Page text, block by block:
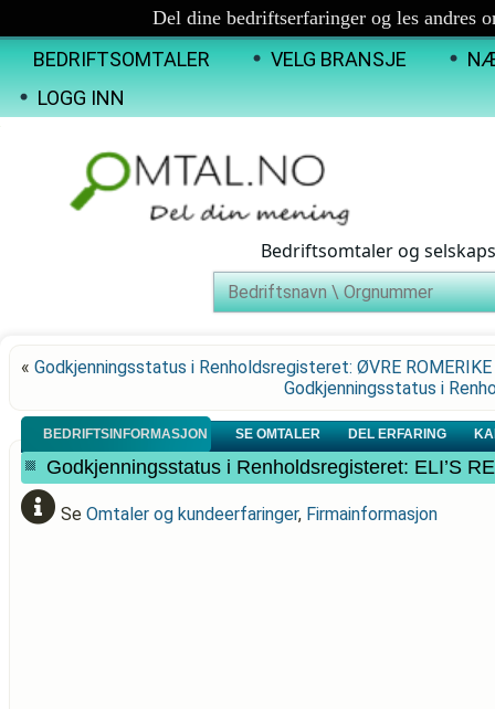
Del dine bedriftserfaringer og les andres
BEDRIFTSOMTALER VELG BRANSJE
LOGG INN
Bedriftsomtaler og
« Godkjenningsstatus i Renholdsregisteret: ØVRE
Godkjenningsstatus i
BEDRIFTSINFORMASJON SE OMTALER DEL ERFARING
Godkjenningsstatus i Renholdsregisteret: ELI’S
Se Omtaler og kundeerfaringer, Firmainformasjon